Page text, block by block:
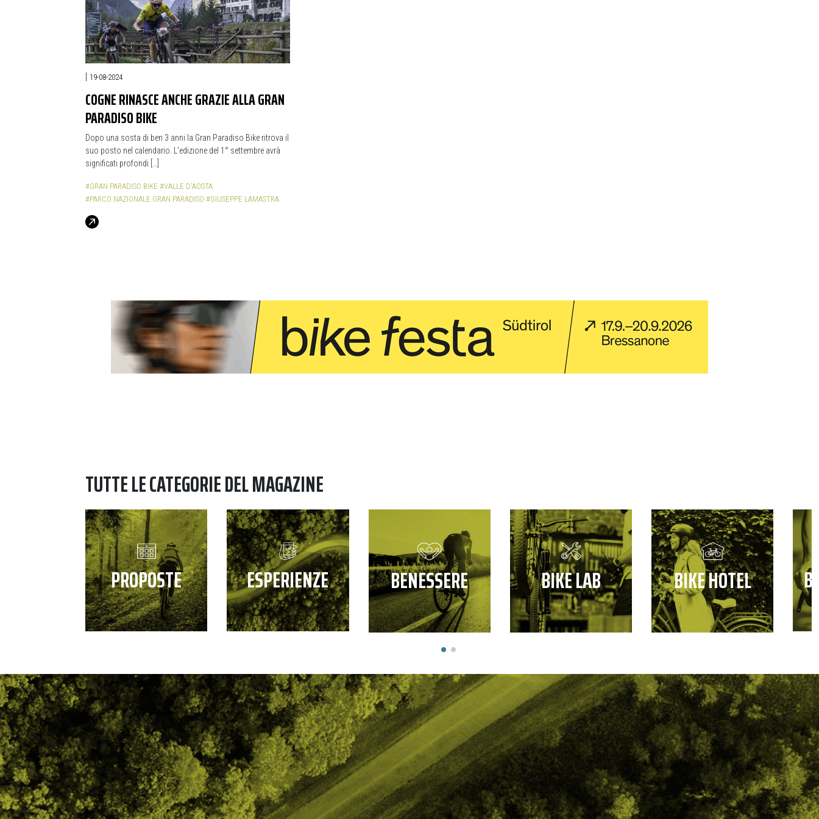
| 19-08-2024
COGNE RINASCE ANCHE GRAZIE ALLA GRAN
PARADISO BIKE
Dopo una sosta di ben 3 anni la Gran Paradiso Bike ritrova il
suo posto nel calendario. L’edizione del 1° settembre avrà
significati profondi […]
#GRAN PARADISO BIKE #VALLE D'AOSTA
#PARCO NAZIONALE GRAN PARADISO #GIUSEPPE LAMASTRA
TUTTE LE CATEGORIE DEL MAGAZINE
PROPOSTE ESPERIENZE BENESSERE BIKE LAB BIKE HOTEL